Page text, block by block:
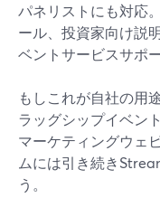
パネリストにも対応
ール、投資家向け説
ベントサービスサポ
もしこれが自社の用
ラッグシップイベン
マーケティングウェ
ムには引き続き
う。